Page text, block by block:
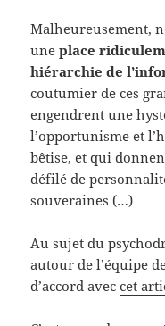
Malheureusement,
uneplace
hiérarchie de
coutumier de ces
engendrent une
l’opportunisme et
bêtise, et qui
défilé de
souveraines (…)
Au sujet du
autour de l’équipe
d’accord aveccet